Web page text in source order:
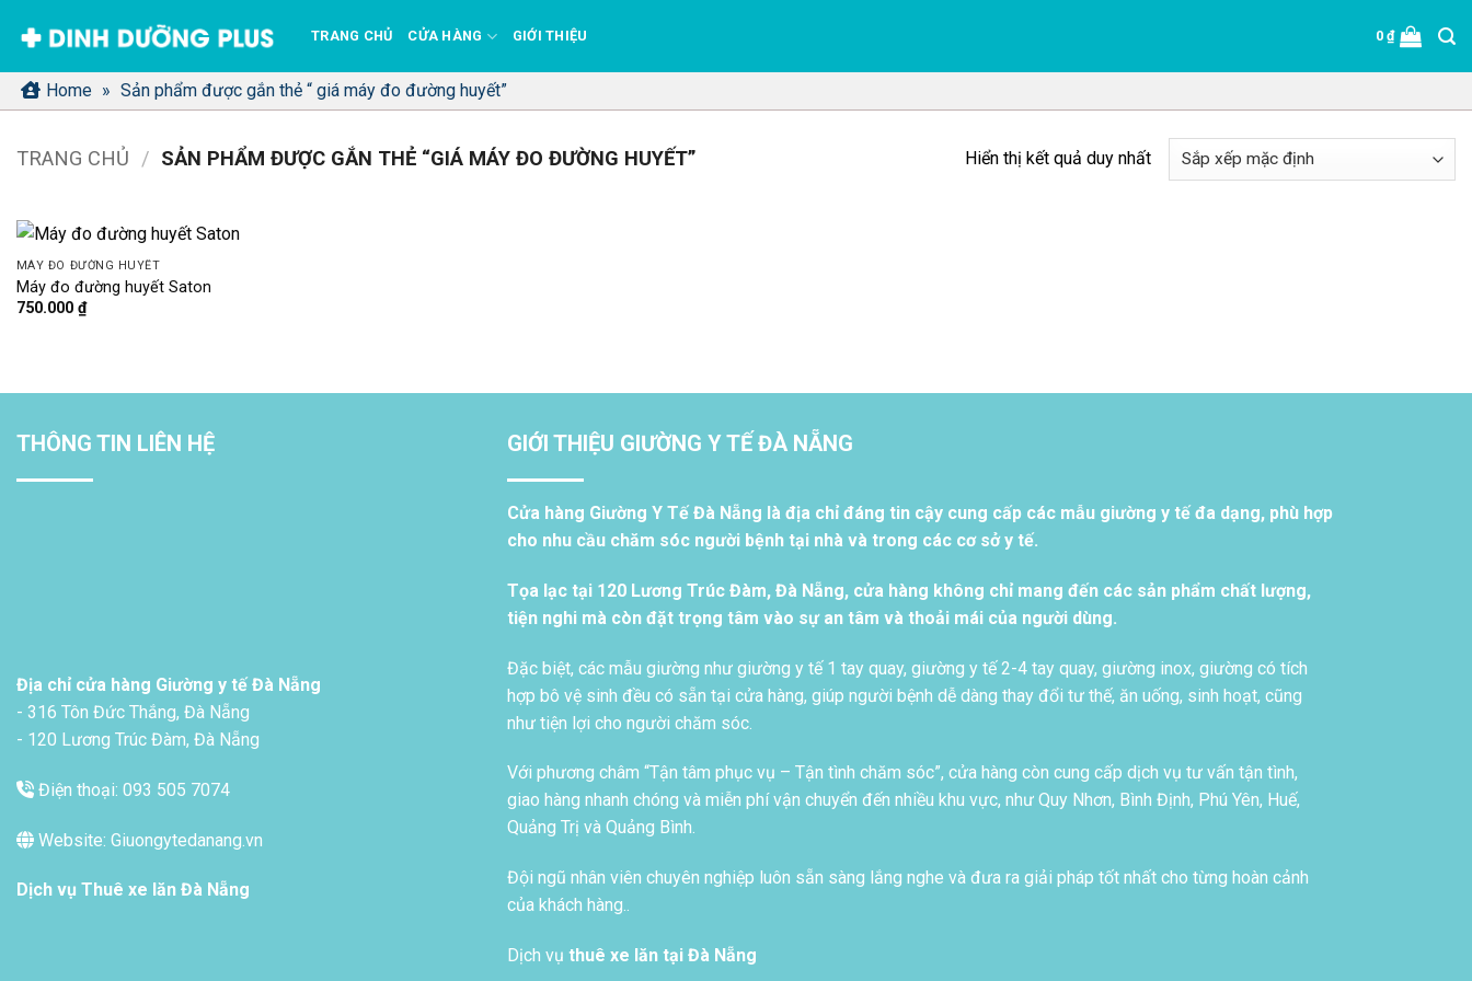
qua
nội
dung
TRANG CHỦ CỬA HÀNG GIỚI THIỆU 0₫
Home » Sản phẩm được gắn thẻ “ giá máy đo đường huyết”
TRANG CHỦ / SẢN PHẨM ĐƯỢC GẮN THẺ “GIÁ MÁY ĐO ĐƯỜNG HUYẾT” Hiển thị kết quả duy nhất
MÁY ĐO ĐƯỜNG HUYẾT
Máy đo đường huyết Saton
750.000 ₫
THÔNG TIN LIÊN HỆ
Địa chỉ cửa hàng Giường y tế Đà Nẵng
- 316 Tôn Đức Thắng, Đà Nẵng
- 120 Lương Trúc Đàm, Đà Nẵng
Điện thoại: 093 505 7074
Website: Giuongytedanang.vn
Dịch vụ Thuê xe lăn Đà Nẵng
GIỚI THIỆU GIƯỜNG Y TẾ ĐÀ NẴNG
Cửa hàng Giường Y Tế Đà Nẵng là địa chỉ đáng tin cậy cung cấp các mẫu giường y tế đa dạng, phù hợp
cho nhu cầu chăm sóc người bệnh tại nhà và trong các cơ sở y tế.
Tọa lạc tại 120 Lương Trúc Đàm, Đà Nẵng, cửa hàng không chỉ mang đến các sản phẩm chất lượng,
tiện nghi mà còn đặt trọng tâm vào sự an tâm và thoải mái của người dùng.
Đặc biệt, các mẫu giường như giường y tế 1 tay quay, giường y tế 2-4 tay quay, giường inox, giường có tích
hợp bô vệ sinh đều có sẵn tại cửa hàng, giúp người bệnh dễ dàng thay đổi tư thế, ăn uống, sinh hoạt, cũng
như tiện lợi cho người chăm sóc.
Với phương châm “Tận tâm phục vụ – Tận tình chăm sóc”, cửa hàng còn cung cấp dịch vụ tư vấn tận tình,
giao hàng nhanh chóng và miễn phí vận chuyển đến nhiều khu vực, như Quy Nhơn, Bình Định, Phú Yên, Huế,
Quảng Trị và Quảng Bình.
Đội ngũ nhân viên chuyên nghiệp luôn sẵn sàng lắng nghe và đưa ra giải pháp tốt nhất cho từng hoàn cảnh
của khách hàng..
Dịch vụ thuê xe lăn tại Đà Nẵng